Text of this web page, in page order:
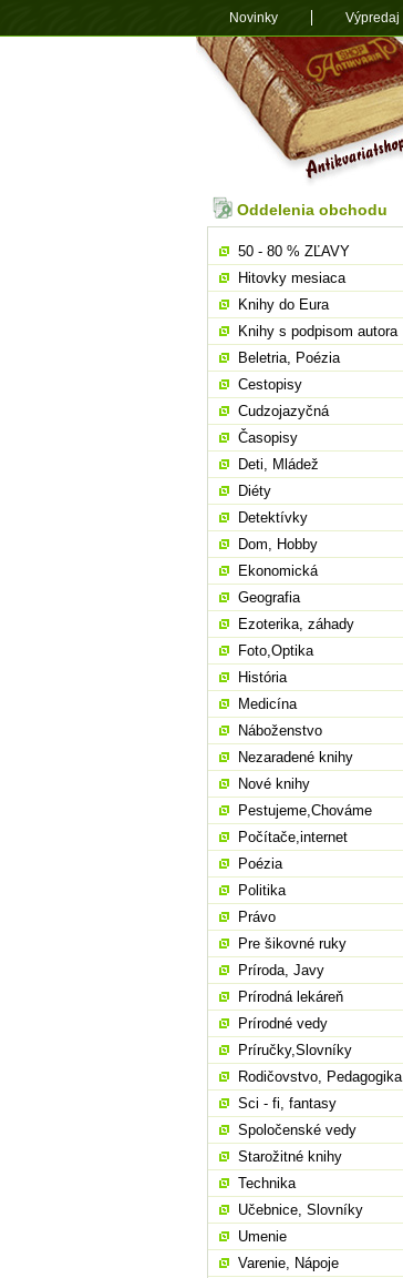
Oddelenia obchodu
50 - 80 % ZĽAVY
Hitovky mesiaca
Knihy do Eura
Knihy s podpisom autora
Beletria, Poézia
Cestopisy
Cudzojazyčná
Časopisy
Deti, Mládež
Diéty
Detektívky
Dom, Hobby
Ekonomická
Geografia
Ezoterika, záhady
Foto,Optika
História
Medicína
Náboženstvo
Nezaradené knihy
Nové knihy
Pestujeme,Chováme
Počítače,internet
Poézia
Politika
Právo
Pre šikovné ruky
Príroda, Javy
Prírodná lekáreň
Prírodné vedy
Príručky,Slovníky
Rodičovstvo, Pedagogika
Sci - fi, fantasy
Spoločenské vedy
Starožitné knihy
Technika
Učebnice, Slovníky
Umenie
Varenie, Nápoje
Novinky Výpredaj